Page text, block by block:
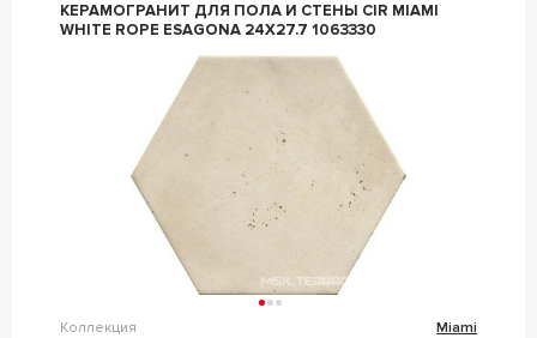
КЕРАМОГРАНИТ ДЛЯ ПОЛА И СТЕНЫ CIR MIAMI
WHITE ROPE ESAGONA 24X27.7 1063330
Коллекция
Miami